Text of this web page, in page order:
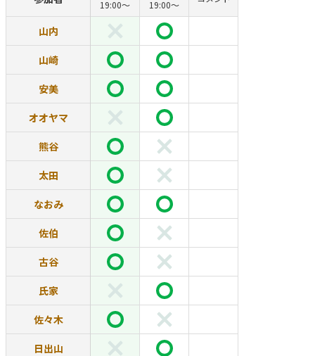
19:00〜
19:00〜
山内
山崎
安美
オオヤマ
熊谷
太田
なおみ
佐伯
古谷
氏家
佐々木
日出山